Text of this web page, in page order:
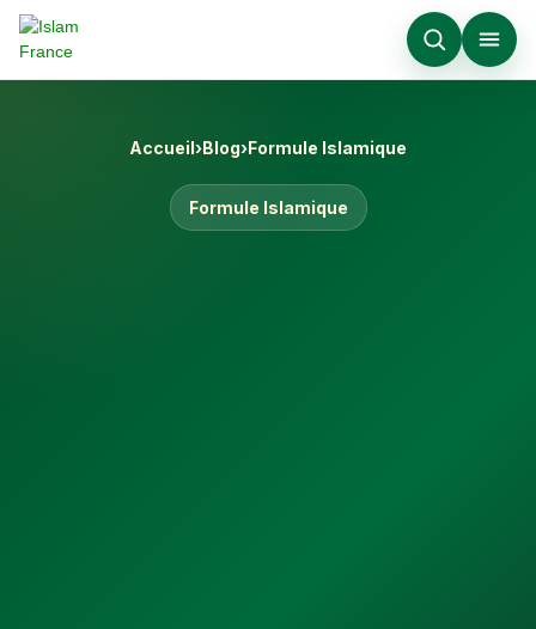
Accueil›Blog›Formule Islamique
Formule Islamique